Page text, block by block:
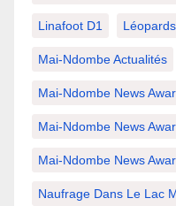
Linafoot D1
Mai-Ndombe Actualités
Mai-Ndombe News
Mai-Ndombe News
Mai-Ndombe News
Naufrage Dans Le Lac